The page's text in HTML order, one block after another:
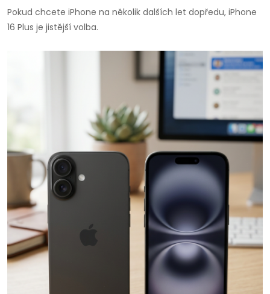
Pokud chcete iPhone na několik dalších let dopředu, iPhone
16 Plus je jistější volba.